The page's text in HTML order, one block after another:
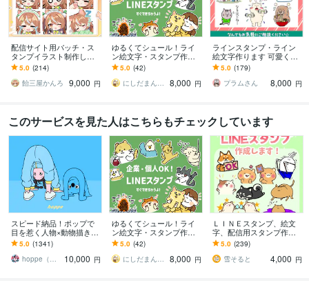
配信サイト用バッチ・ス
タンプイラスト制作しま
す 企業実績あり！メンバ
ーシップやサブスク特典
に最適！
5.0 (214)
飴三屋かんろ
9,000 円
ゆるくてシュール！ライ
ン絵文字・スタンプ作成
します ペットや似顔絵、
企業のオリジナルキャラ
クターをスタンプに◎
5.0 (42)
にしだまんまる
8,000 円
ラインスタンプ・ライン
絵文字作ります 可愛くて
時々シュールなラインス
タンプ・ライン絵文字作
ります。
5.0 (179)
プラムさん
8,000 円
このサービスを見た人はこちらもチェックしています
スピード納品！ポップで
目を惹く人物×動物描きま
す 挿絵・動画・グッズな
ど鮮やかな配色で個性を
出したい方へ
5.0 (1341)
hoppe（ほっぺ）
10,000 円
ゆるくてシュール！ライ
ン絵文字・スタンプ作成
します ペットや似顔絵、
企業のオリジナルキャラ
クターをスタンプに◎
5.0 (42)
にしだまんまる
8,000 円
ＬＩＮＥスタンプ、絵文
字、配信用スタンプ作成
します かわいい系からシ
ュール系まで様々な絵柄
に対応いたします
5.0 (239)
雪そると
4,000 円